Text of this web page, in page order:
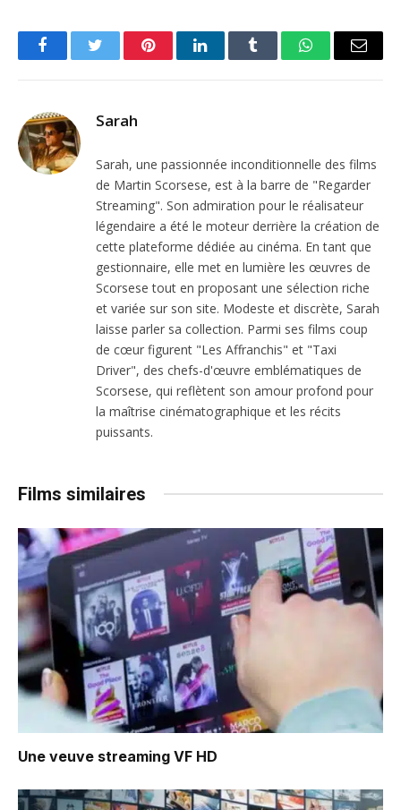
FacebookTwitter PinterestLinkedInTumblr WhatsAppEmail
Sarah
Sarah, une passionnée inconditionnelle des films
de Martin Scorsese, est à la barre de "Regarder
Streaming". Son admiration pour le réalisateur
légendaire a été le moteur derrière la création de
cette plateforme dédiée au cinéma. En tant que
gestionnaire, elle met en lumière les œuvres de
Scorsese tout en proposant une sélection riche
et variée sur son site. Modeste et discrète, Sarah
laisse parler sa collection. Parmi ses films coup
de cœur figurent "Les Affranchis" et "Taxi
Driver", des chefs-d'œuvre emblématiques de
Scorsese, qui reflètent son amour profond pour
la maîtrise cinématographique et les récits
puissants.
Films similaires
Une veuve streaming VF HD